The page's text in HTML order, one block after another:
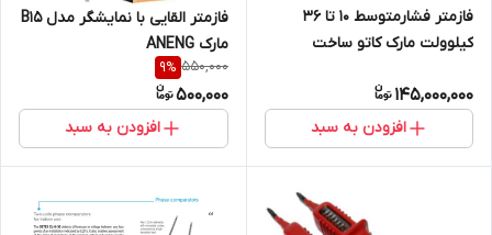
فازمتر فشارمتوسط 10 تا 36
کیلوولت مارک کاتو ساخت
145,000,000
افزودن به سبد
فازمتر القایی با نمایشگر مدل B15
مارک ANENG
550,000
9%
500,000
افزودن به سبد